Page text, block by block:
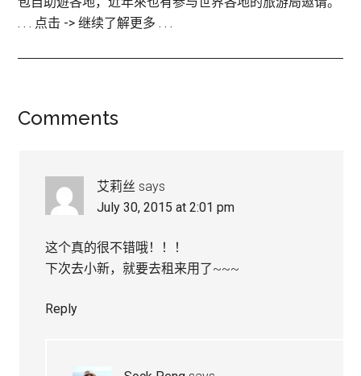
. . . 点击 -> 继续了解更多 . . .
Reader
Comments
艾莉丝 says
July 30, 2015 at 2:01 pm
这个真的很不错哦！！！
下次去小新，就要去租来用了~~~
Reply